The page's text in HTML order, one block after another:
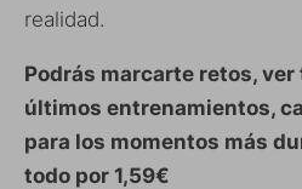
realidad.
Podrás marcarte retos,
últimos entrenamientos,
para los momentos más
todo por 1,59€